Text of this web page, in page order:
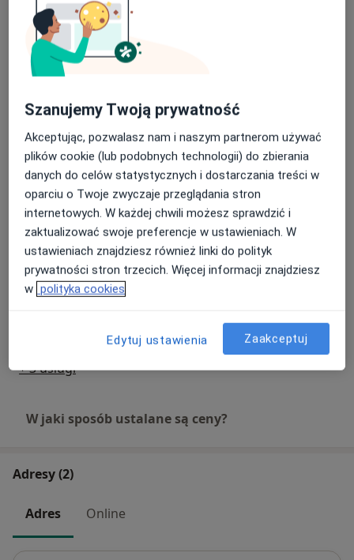
Usługi i ceny
Konsultacja psychologiczna
200 zł Szczegóły
Psychoterapia indywidualna
Poradnictwo psychologiczne
200 zł Szczegóły Umów wizytę
Psychoedukacja
200 zł Szczegóły Umów wizytę
Umów wizytę
+ 3 usługi
W jaki sposób ustalane są ceny?
Adresy (2)
Adres Online
Szanujemy Twoją prywatność
Akceptując, pozwalasz nam i naszym partnerom używać
plików cookie (lub podobnych technologii) do zbierania
danych do celów statystycznych i dostarczania treści w
oparciu o Twoje zwyczaje przeglądania stron
internetowych. W każdej chwili możesz sprawdzić i
zaktualizować swoje preferencje w ustawieniach. W
ustawieniach znajdziesz również linki do polityk
prywatności stron trzecich. Więcej informacji znajdziesz
w polityka cookies
Edytuj ustawienia Zaakceptuj